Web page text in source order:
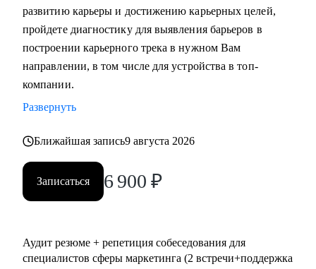
Кому могу помочь:
• Всем, кто хочет сменить карьерный трек и перейти в
маркетинг или развиваться в консалтинге;
• Специалистам (Junior-Middle-Senior) и руководителям из:
копирайтинг, event-маркетинг, контент-маркетинг и пр.) и
- E-commerce;
• Директорам по направлениям: маркетинг, e-commerce,
развитие бизнеса;
• Руководителям бизнеса в построении отдела маркетинга.
развитию карьеры и достижению карьерных целей,
пройдете диагностику для выявления барьеров в
построении карьерного трека в нужном Вам
направлении, в том числе для устройства в топ-
компании.
Развернуть
Ближайшая запись9 августа 2026
Записаться 6 900 ₽
Аудит резюме + репетиция собеседования для
специалистов сферы маркетинга (2 встречи+поддержка